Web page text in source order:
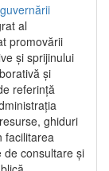
al
promovării
și sprijinului
și
referință
ghiduri
facilitarea
de consultare și